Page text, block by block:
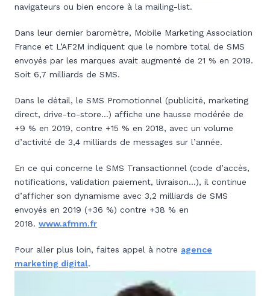
navigateurs ou bien encore à la mailing-list.
Dans leur dernier baromètre, Mobile Marketing Association
France et L’AF2M indiquent que le nombre total de SMS
envoyés par les marques avait augmenté de 21 % en 2019.
Soit 6,7 milliards de SMS.
Dans le détail, le SMS Promotionnel (publicité, marketing
direct, drive-to-store…) affiche une hausse modérée de
+9 % en 2019, contre +15 % en 2018, avec un volume
d’activité de 3,4 milliards de messages sur l’année.
En ce qui concerne le SMS Transactionnel (code d’accès,
notifications, validation paiement, livraison…), il continue
d’afficher son dynamisme avec 3,2 milliards de SMS
envoyés en 2019 (+36 %) contre +38 % en
2018. www.afmm.fr
Pour aller plus loin, faites appel à notre agence
marketing digital.